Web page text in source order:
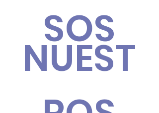
NUEST
SOS